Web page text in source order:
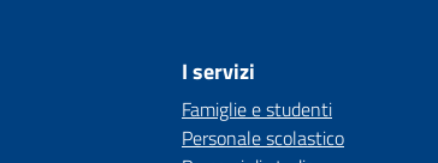
I servizi
Famiglie e studenti
Personale scolastico